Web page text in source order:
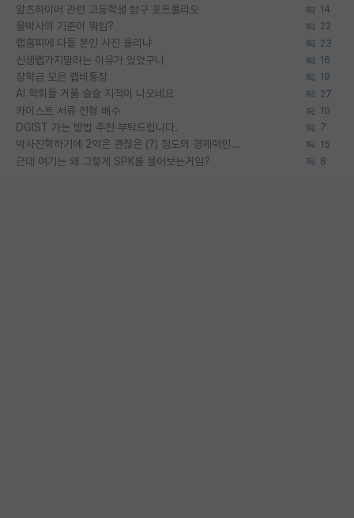
알츠하이머 관련 고등학생 탐구 포트폴리오 14
물박사의 기준이 뭐임? 22
랩홈피에 다들 본인 사진 올리냐 23
신생랩가지말라는 이유가 있었구나 16
장학금 모은 랩비통장 19
AI 학회들 거품 슬슬 지적이 나오네요 27
카이스트 서류 전형 배수 10
DGIST 가는 방법 추천 부탁드립니다. 7
박사진학하기에 2억은 괜찮은 (?) 정도의 경제력인가요 15
근데 여기는 왜 그렇게 SPK를 물어보는거임? 8